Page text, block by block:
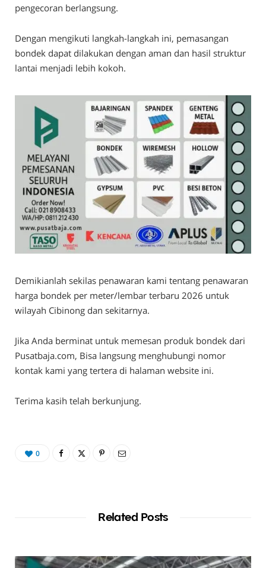
pengecoran berlangsung.
Dengan mengikuti langkah-langkah ini, pemasangan
bondek dapat dilakukan dengan aman dan hasil struktur
lantai menjadi lebih kokoh.
Demikianlah sekilas penawaran kami tentang penawaran
harga bondek per meter/lembar terbaru 2026 untuk
wilayah Cibinong dan sekitarnya.
Jika Anda berminat untuk memesan produk bondek dari
Pusatbaja.com, Bisa langsung menghubungi nomor
kontak kami yang tertera di halaman website ini.
Terima kasih telah berkunjung.
0
Related Posts